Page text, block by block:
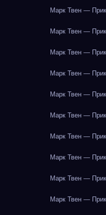
Марк Твен —
Марк Твен —
Марк Твен —
Марк Твен —
Марк Твен —
Марк Твен —
Марк Твен —
Марк Твен —
Марк Твен —
Марк Твен —